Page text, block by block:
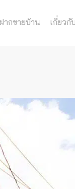
ฝากขายบ้าน เกี่ยวกั